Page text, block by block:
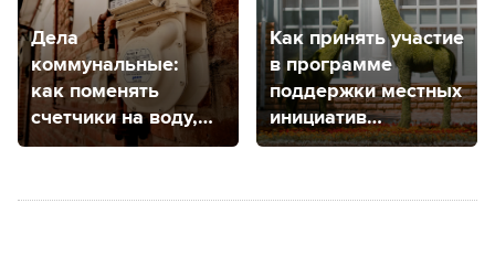
Дела
коммунальные:
как поменять
счетчики на воду,
электричество
Как принять участие
в программе
поддержки местных
инициатив
в Ставропольском